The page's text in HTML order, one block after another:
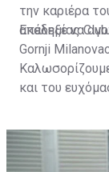
την καριέρα
ακαδημίας
Gornji
Επέλεξε να
και του